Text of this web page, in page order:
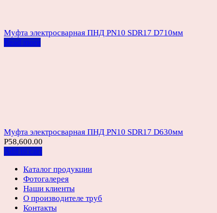
Муфта электросварная ПНД PN10 SDR17 D710мм
Read more
Муфта электросварная ПНД PN10 SDR17 D630мм
Р58,600.00
Add to cart
Каталог продукции
Фотогалерея
Наши клиенты
О производителе труб
Контакты